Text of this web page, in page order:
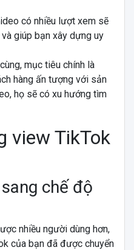
có nhiều lượt xem sẽ
giúp bạn xây dựng uy
mục tiêu chính là
hàng ấn tượng với sản
họ sẽ có xu hướng tìm
view TikTok
chế độ
nhiều người dùng hơn,
của bạn đã được chuyển